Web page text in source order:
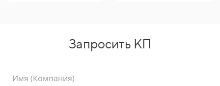
Запросить КП
Имя (Компания)